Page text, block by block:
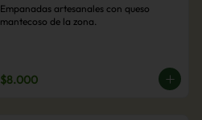
Empanadas artesanales con queso
mantecoso de la zona.
$8.000